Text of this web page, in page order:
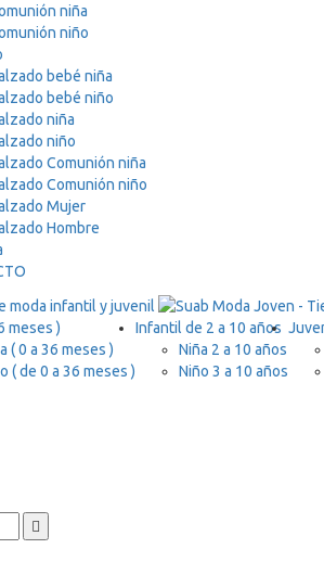
niña
niño
bebé niña
bebé niño
niña
niño
Comunión niña
Comunión niño
Mujer
Hombre
meses )
( 0 a 36 meses )
( de 0 a 36 meses )
Infantil de 2 a 10 años
Niña 2 a 10 años
Niño 3 a 10 años